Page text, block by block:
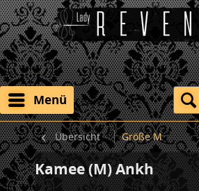
Menü
Übersicht Größe M
Kamee (M) Ankh